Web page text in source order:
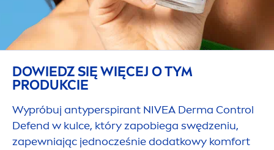
DOWIEDZ SIĘ WIĘCEJ O TYM
PRODUKCIE
Wypróbuj antyperspirant NIVEA Derma Control
Defend w kulce, który zapobiega swędzeniu,
zapewniając jednocześnie dodatkowy komfort